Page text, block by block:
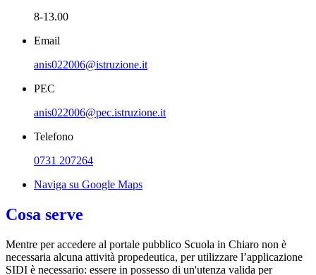
8-13.00
Email
anis022006@istruzione.it
PEC
anis022006@pec.istruzione.it
Telefono
0731 207264
Naviga su Google Maps
Cosa serve
Mentre per accedere al portale pubblico Scuola in Chiaro non è
necessaria alcuna attività propedeutica, per utilizzare l’applicazione
SIDI è necessario: essere in possesso di un'utenza valida per